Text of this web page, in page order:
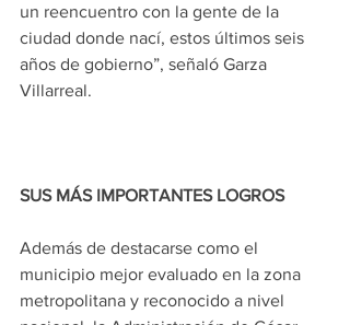
un reencuentro con la gente de la
ciudad donde nací, estos últimos seis
años de gobierno”, señaló Garza
Villarreal.
SUS MÁS IMPORTANTES LOGROS
Además de destacarse como el
municipio mejor evaluado en la zona
metropolitana y reconocido a nivel